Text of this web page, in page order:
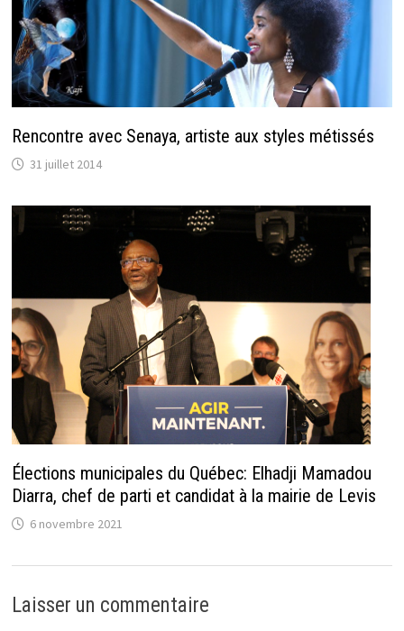
Rencontre avec Senaya, artiste aux styles métissés
31 juillet 2014
Élections municipales du Québec: Elhadji Mamadou
Diarra, chef de parti et candidat à la mairie de Levis
6 novembre 2021
Laisser un commentaire